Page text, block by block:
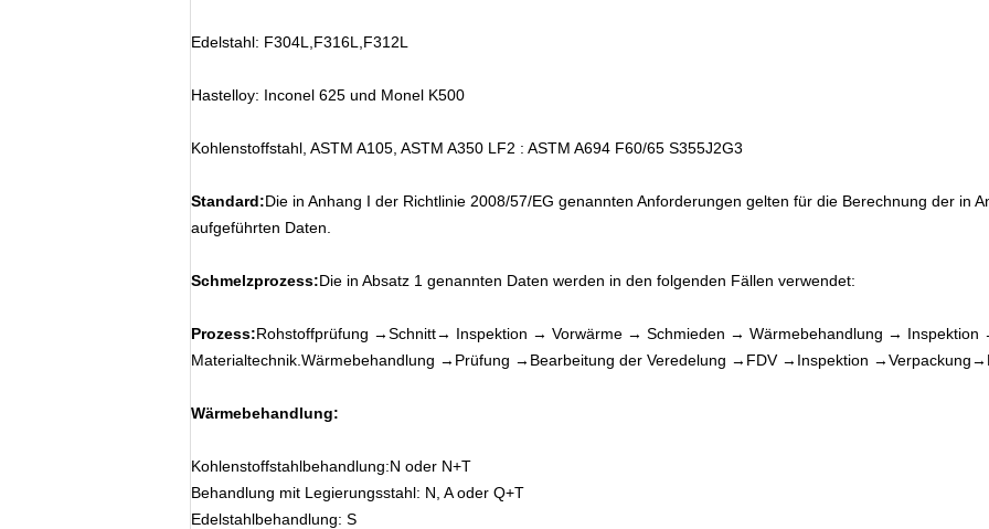
Edelstahl: F304L,F316L,F312L
Hastelloy: Inconel 625 und Monel K500
Kohlenstoffstahl, ASTM A105, ASTM A350 LF2 : ASTM A694 F60/65 S355J2G3
Standard:Die in Anhang I der Richtlinie 2008/57/EG genannten Anforderungen gelten für die Berechnung der in
aufgeführten Daten.
Schmelzprozess:Die in Absatz 1 genannten Daten werden in den folgenden Fällen verwendet:
Prozess:Rohstoffprüfung →Schnitt→ Inspektion → Vorwärme → Schmieden → Wärmebehandlung →
Materialtechnik.Wärmebehandlung →Prüfung →Bearbeitung der Veredelung →FDV →Inspektion
Wärmebehandlung:
Kohlenstoffstahlbehandlung:N oder N+T
Behandlung mit Legierungsstahl: N, A oder Q+T
Edelstahlbehandlung: S